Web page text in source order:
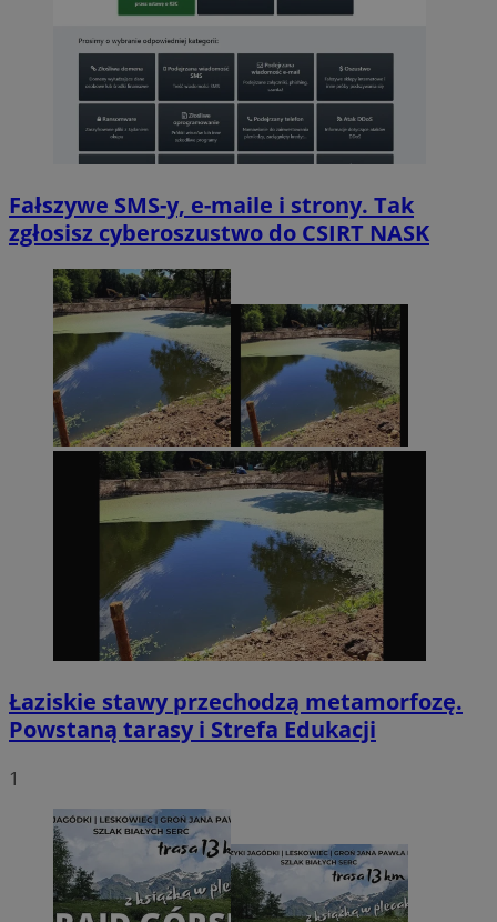
Fałszywe SMS-y, e-maile i strony. Tak
zgłosisz cyberoszustwo do CSIRT NASK
Łaziskie stawy przechodzą metamorfozę.
Powstaną tarasy i Strefa Edukacji
1